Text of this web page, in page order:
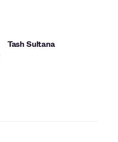
Tash Sultana